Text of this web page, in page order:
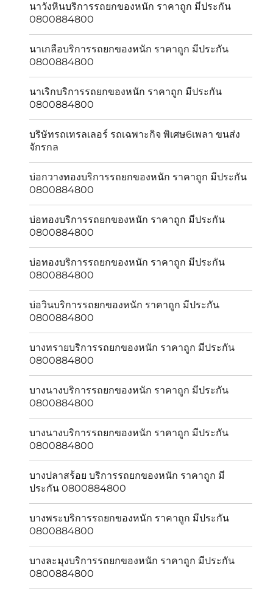
นาวังหินบริการรถยกของหนัก ราคาถูก มีประกัน
0800884800
นาเกลือบริการรถยกของหนัก ราคาถูก มีประกัน
0800884800
นาเริกบริการรถยกของหนัก ราคาถูก มีประกัน
0800884800
บริษัทรถเทรลเลอร์ รถเฉพาะกิจ พิเศษ6เพลา ขนส่ง
จักรกล
บ่อกวางทองบริการรถยกของหนัก ราคาถูก มีประกัน
0800884800
บ่อทองบริการรถยกของหนัก ราคาถูก มีประกัน
0800884800
บ่อทองบริการรถยกของหนัก ราคาถูก มีประกัน
0800884800
บ่อวินบริการรถยกของหนัก ราคาถูก มีประกัน
0800884800
บางทรายบริการรถยกของหนัก ราคาถูก มีประกัน
0800884800
บางนางบริการรถยกของหนัก ราคาถูก มีประกัน
0800884800
บางนางบริการรถยกของหนัก ราคาถูก มีประกัน
0800884800
บางปลาสร้อย บริการรถยกของหนัก ราคาถูก มี
ประกัน 0800884800
บางพระบริการรถยกของหนัก ราคาถูก มีประกัน
0800884800
บางละมุงบริการรถยกของหนัก ราคาถูก มีประกัน
0800884800